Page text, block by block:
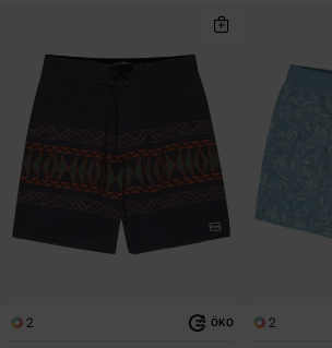
2 ÖKO 2